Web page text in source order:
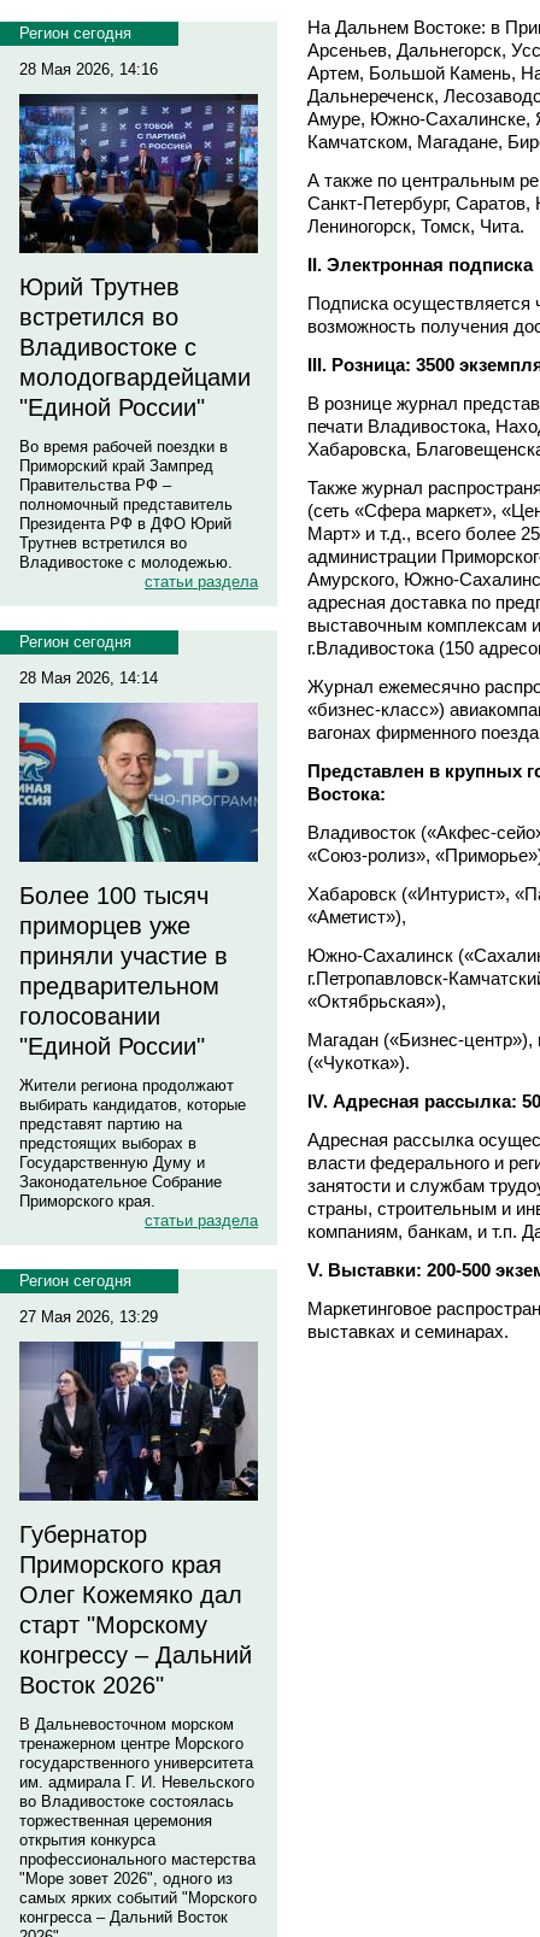
Регион сегодня
28 Мая 2026, 14:16
Юрий Трутнев
встретился во
Владивостоке с
молодогвардейцами
"Единой России"
Во время рабочей поездки в
Приморский край Зампред
Правительства РФ –
полномочный представитель
Президента РФ в ДФО Юрий
Трутнев встретился во
Владивостоке с молодежью.
статьи раздела
Регион сегодня
28 Мая 2026, 14:14
Более 100 тысяч
приморцев уже
приняли участие в
предварительном
голосовании
"Единой России"
Жители региона продолжают
выбирать кандидатов, которые
представят партию на
предстоящих выборах в
Государственную Думу и
Законодательное Собрание
Приморского края.
статьи раздела
Регион сегодня
27 Мая 2026, 13:29
Губернатор
Приморского края
Олег Кожемяко дал
старт "Морскому
конгрессу – Дальний
Восток 2026"
В Дальневосточном морском
тренажерном центре Морского
государственного университета
им. адмирала Г. И. Невельского
во Владивостоке состоялась
торжественная церемония
открытия конкурса
профессионального мастерства
"Море зовет 2026", одного из
самых ярких событий "Морского
конгресса – Дальний Восток
На Дальнем Востоке: в
Арсеньев, Дальнегорск,
Артем, Большой Камень,
Дальнереченск,
Амуре, Южно-Сахалинске,
Камчатском, Магадане,
А также по центральным
Санкт-Петербург,
Лениногорск, Томск, Чита.
II. Электронная подписка
Подписка осуществляется
возможность получения
III. Розница: 3500
В рознице журнал
печати Владивостока,
Хабаровска,
Также журнал
(сеть «Сфера маркет»,
Март» и т.д., всего более
администрации
Амурского, Южно-
адресная доставка по
выставочным комплексам
г.Владивостока (150
Журнал ежемесячно
«бизнес-класс»)
вагонах фирменного
Представлен в крупных
Востока:
Владивосток («Акфес-
«Союз-ролиз»,
Хабаровск («Интурист»,
«Аметист»),
Южно-Сахалинск
г.Петропавловск-
«Октябрьская»),
Магадан («Бизнес-центр»),
(«Чукотка»).
IV. Адресная рассылка:
Адресная рассылка
власти федерального и
занятости и службам
страны, строительным и
компаниям, банкам, и т.п.
V. Выставки: 200-500
Маркетинговое
выставках и семинарах.